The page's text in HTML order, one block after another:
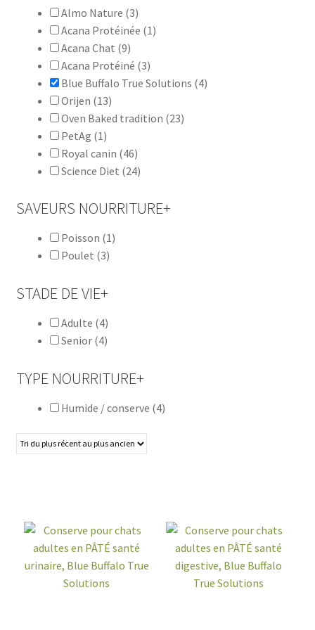
Almo Nature (3)
Acana Protéinée (1)
Acana Chat (9)
Acana Protéiné (3)
Blue Buffalo True Solutions (4)
Orijen (13)
Oven Baked tradition (23)
PetAg (1)
Royal canin (46)
Science Diet (24)
SAVEURS NOURRITURE+
Poisson (1)
Poulet (3)
STADE DE VIE+
Adulte (4)
Senior (4)
TYPE NOURRITURE+
Humide / conserve (4)